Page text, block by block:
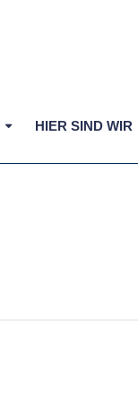
HIER SIND WIR